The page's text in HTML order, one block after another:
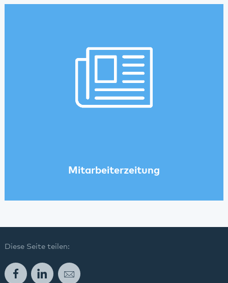
Mitarbeiterzeitung
Diese Seite teilen:
FacebookLinkedInE-Mail